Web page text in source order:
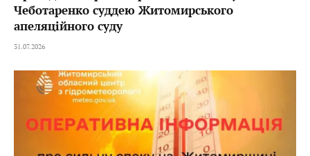
Чеботаренко суддею Житомирського
апеляційного суду
31.07.2026